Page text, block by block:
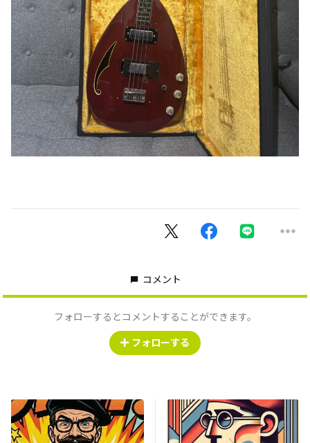
コメント
フォローするとコメントすることができます。
フォローする